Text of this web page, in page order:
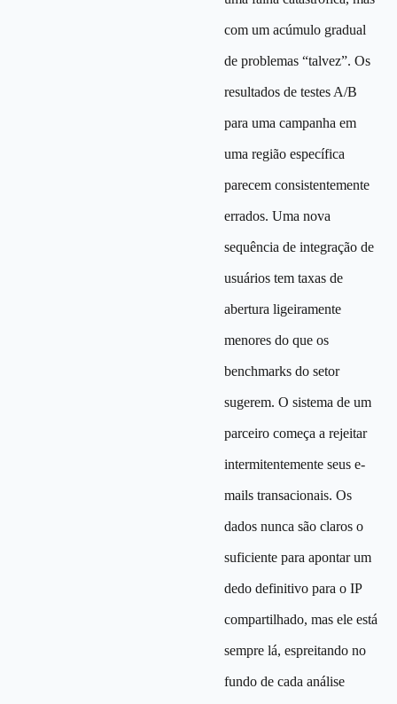
com um acúmulo gradual
de problemas “talvez”. Os
resultados de testes A/B
para uma campanha em
uma região específica
parecem consistentemente
errados. Uma nova
sequência de integração de
usuários tem taxas de
abertura ligeiramente
menores do que os
benchmarks do setor
sugerem. O sistema de um
parceiro começa a rejeitar
intermitentemente seus e-
mails transacionais. Os
dados nunca são claros o
suficiente para apontar um
dedo definitivo para o IP
compartilhado, mas ele está
sempre lá, espreitando no
fundo de cada análise